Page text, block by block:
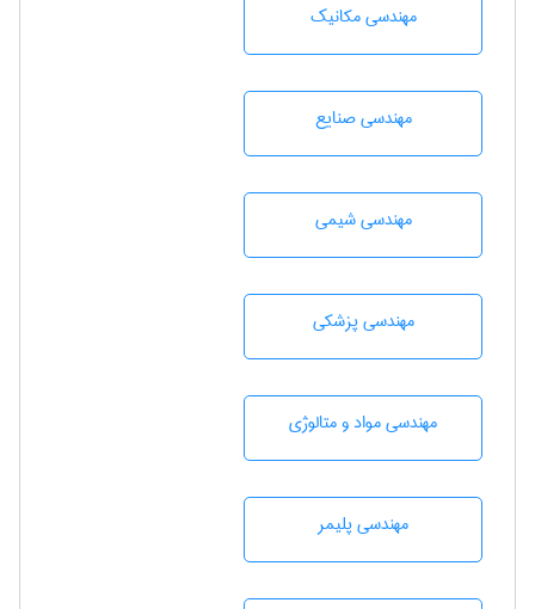
مهندسی مکانیک
مهندسی صنايع
مهندسي شيمی
مهندسی پزشکی
مهندسی مواد و متالوژی
مهندسی پليمر